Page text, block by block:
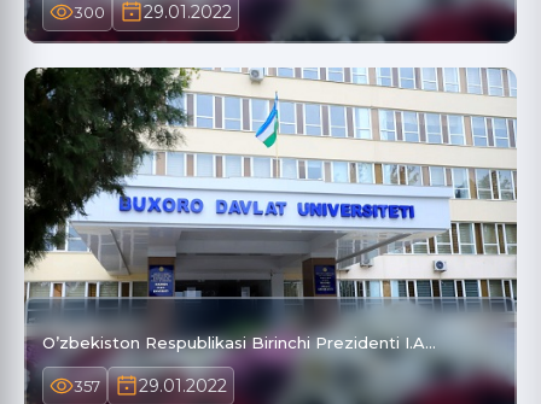
300 29.01.2022
O’zbekiston Respublikasi Birinchi Prezidenti I.A…
357 29.01.2022